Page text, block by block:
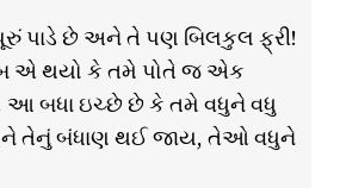
પૂરું પાડે છે અને તે પણ બિલકુલ ફ્રી!
એ થયો કે તમે પોતે જ એક
આ બધા ઇચ્છે છે કે તમે વધુને વધુ
તેનું બંધાણ થઈ જાય, તેઓ વધુને